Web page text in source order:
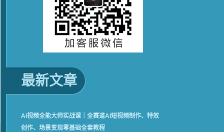
最新文章
AI视频全能大师实战课｜全赛道AI短视频制作、特效
创作、场景变现零基础全套教程